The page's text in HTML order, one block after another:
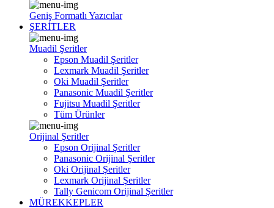
Geniş Formatlı Yazıcılar
ŞERİTLER
Muadil Şeritler
Epson Muadil Şeritler
Lexmark Muadil Şeritler
Oki Muadil Şeritler
Panasonic Muadil Şeritler
Fujitsu Muadil Şeritler
Tüm Ürünler
Orijinal Şeritler
Epson Orijinal Şeritler
Panasonic Orijinal Şeritler
Oki Orijinal Şeritler
Lexmark Orijinal Şeritler
Tally Genicom Orijinal Şeritler
MÜREKKEPLER